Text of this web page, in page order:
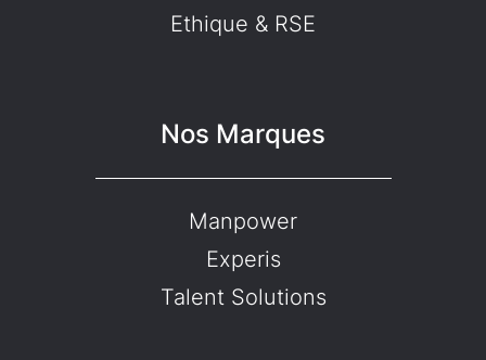
Ethique & RSE
Nos Marques
Manpower
Experis
Talent Solutions